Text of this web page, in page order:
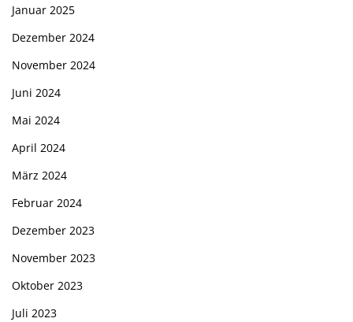
Januar 2025
Dezember 2024
November 2024
Juni 2024
Mai 2024
April 2024
März 2024
Februar 2024
Dezember 2023
November 2023
Oktober 2023
Juli 2023